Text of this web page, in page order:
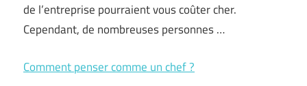
de l’entreprise pourraient vous coûter cher.
Cependant, de nombreuses personnes …
Comment penser comme un chef ?